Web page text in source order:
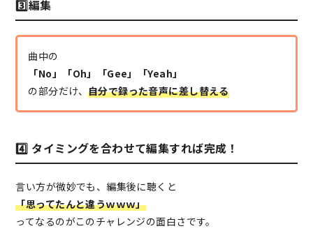
3️⃣編集
曲中の
「No」「Oh」「Gee」「Yeah」
の部分だけ、 自分で録った音声に差し替える
4️⃣ タイミングを合わせて編集すれば完成！
言い方が微妙でも、編集後に聴くと
「思ってたんと違うｗｗｗ」
ってなるのがこのチャレンジの面白さです。